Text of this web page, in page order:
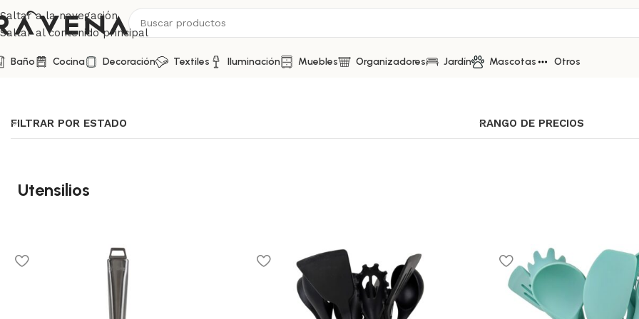
Saltar a la navegación
Saltar al contenido principal
Baño Cocina Decoración Textiles Iluminación Muebles Organizadores Jardín Mascotas Otros
Inicio Cocina Utensilios
FILTRAR POR ESTADO RANGO DE PRECIOS
Utensilios